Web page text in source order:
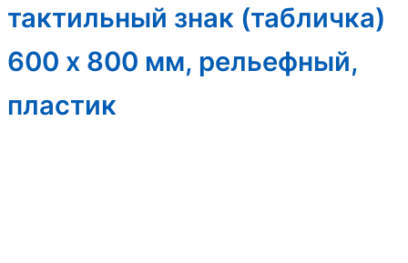
тактильный знак (табличка)
600 x 800 мм, рельефный,
пластик